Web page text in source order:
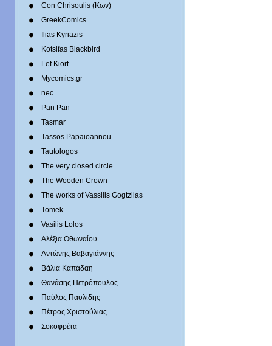
Con Chrisoulis (Κων)
GreekComics
Ilias Kyriazis
Kotsifas Blackbird
Lef Kiort
Mycomics.gr
nec
Pan Pan
Tasmar
Tassos Papaioannou
Tautologos
The very closed circle
The Wooden Crown
The works of Vassilis Gogtzilas
Tomek
Vasilis Lolos
Αλέξια Οθωναίου
Αντώνης Βαβαγιάννης
Βάλια Καπάδαη
Θανάσης Πετρόπουλος
Παύλος Παυλίδης
Πέτρος Χριστούλιας
Σοκοφρέτα